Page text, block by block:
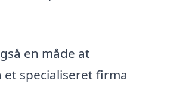
en måde at
specialiseret firma